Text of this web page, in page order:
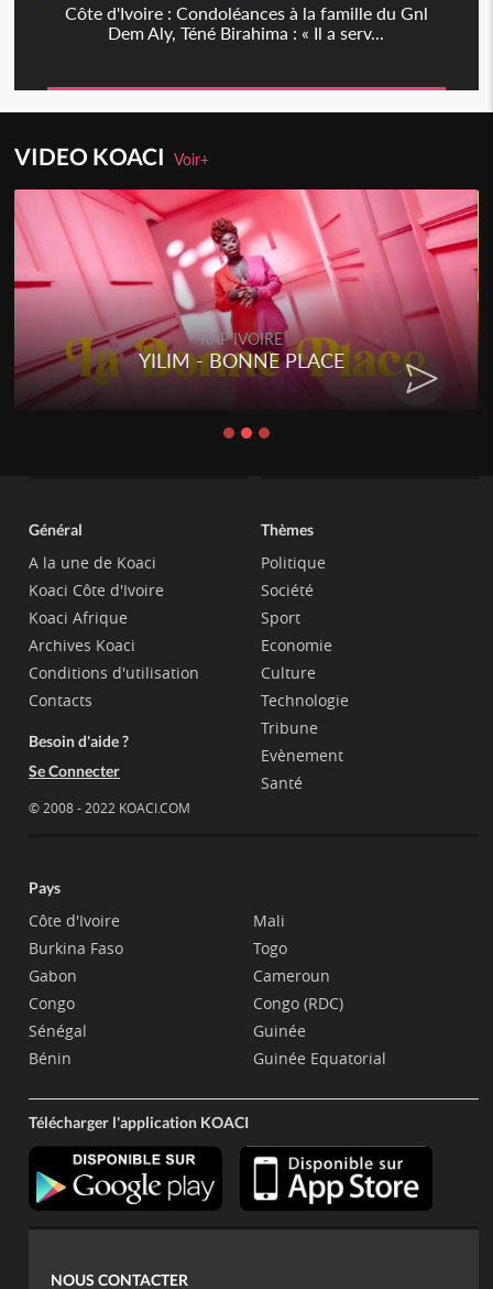
Côte d'Ivoire : Condoléances à la famille du Gnl
Dem Aly, Téné Birahima : « Il a serv...
VIDEO KOACIVoir+
RAP IVOIRE
YILIM - BONNE PLACE
Général
A la une de Koaci
Koaci Côte d'Ivoire
Koaci Afrique
Archives Koaci
Conditions d'utilisation
Contacts
Besoin d'aide ?
Se Connecter
© 2008 - 2022 KOACI.COM
Thèmes
Politique
Société
Sport
Economie
Culture
Technologie
Tribune
Evènement
Santé
Pays
Côte d'Ivoire
Burkina Faso
Gabon
Congo
Sénégal
Bénin
Mali
Togo
Cameroun
Congo (RDC)
Guinée
Guinée Equatorial
Télécharger l'application KOACI
NOUS CONTACTER